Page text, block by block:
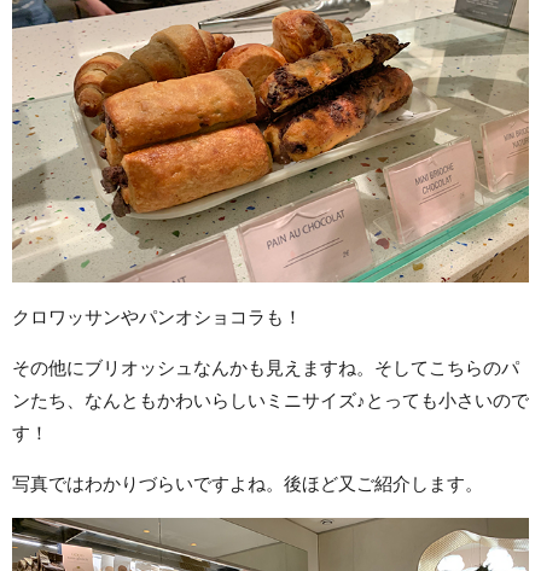
クロワッサンやパンオショコラも！
その他にブリオッシュなんかも見えますね。そしてこちらのパ
ンたち、なんともかわいらしいミニサイズ♪とっても小さいので
す！
写真ではわかりづらいですよね。後ほど又ご紹介します。